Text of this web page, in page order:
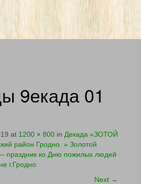
9екада 01
at 1200 × 800 in Декада «ЗОТОЙ
район Гродно. » Золотой
праздник ко Дню пожилых людей
г.Гродно
Next →